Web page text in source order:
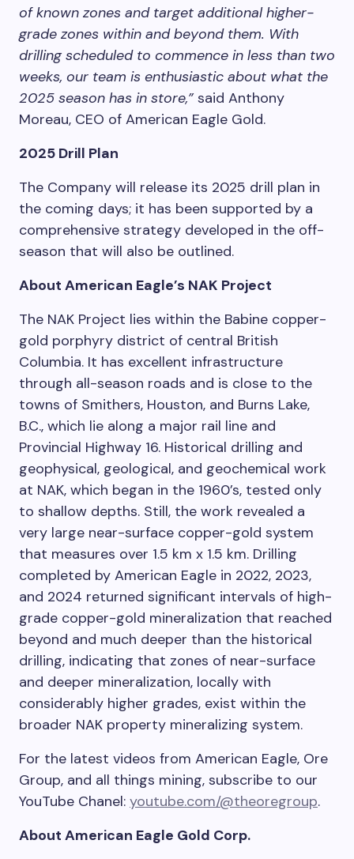
of known zones and target additional higher-
grade zones within and beyond them. With
drilling scheduled to commence in less than two
weeks, our team is enthusiastic about what the
2025 season has in store,” said Anthony
Moreau, CEO of American Eagle Gold.
2025 Drill Plan
The Company will release its 2025 drill plan in
the coming days; it has been supported by a
comprehensive strategy developed in the off-
season that will also be outlined.
About American Eagle’s NAK Project
The NAK Project lies within the Babine copper-
gold porphyry district of central British
Columbia. It has excellent infrastructure
through all-season roads and is close to the
towns of Smithers, Houston, and Burns Lake,
B.C., which lie along a major rail line and
Provincial Highway 16. Historical drilling and
geophysical, geological, and geochemical work
at NAK, which began in the 1960’s, tested only
to shallow depths. Still, the work revealed a
very large near-surface copper-gold system
that measures over 1.5 km x 1.5 km. Drilling
completed by American Eagle in 2022, 2023,
and 2024 returned significant intervals of high-
grade copper-gold mineralization that reached
beyond and much deeper than the historical
drilling, indicating that zones of near-surface
and deeper mineralization, locally with
considerably higher grades, exist within the
broader NAK property mineralizing system.
For the latest videos from American Eagle, Ore
Group, and all things mining, subscribe to our
YouTube Chanel: youtube.com/@theoregroup.
About American Eagle Gold Corp.